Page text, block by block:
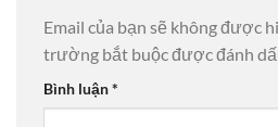
Email của bạn sẽ không được
trường bắt buộc được đánh
Bình luận*